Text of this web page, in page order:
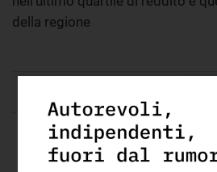
della regione